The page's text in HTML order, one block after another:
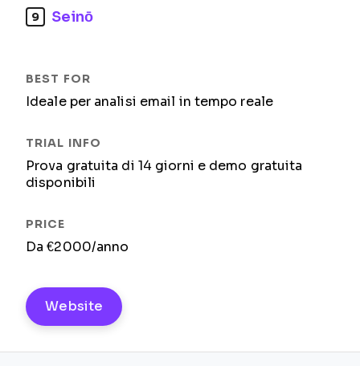
9 Seinō
Ideale per analisi email in tempo reale
Prova gratuita di 14 giorni e demo gratuita
disponibili
Da €2000/anno
Website